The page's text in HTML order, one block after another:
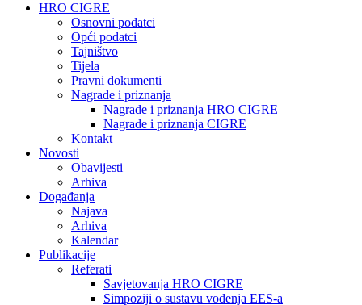
HRO CIGRE
Osnovni podatci​
Opći podatci
Tajništvo
Tijela
Pravni dokumenti
Nagrade i priznanja
Nagrade i priznanja HRO CIGRE
Nagrade i priznanja CIGRE
Kontakt
Novosti
Obavijesti
Arhiva
Događanja
Najava
Arhiva
Kalendar
Publikacije
Referati
Savjetovanja HRO CIGRE
Simpoziji o sustavu vođenja EES-a